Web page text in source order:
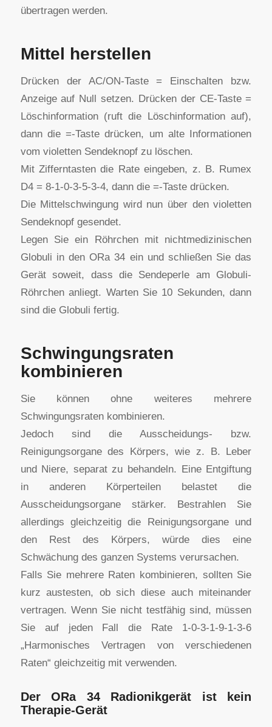
übertragen werden.
Mittel herstellen
Drücken der AC/ON-Taste = Einschalten bzw.
Anzeige auf Null setzen. Drücken der CE-Taste =
Löschinformation (ruft die Löschinformation auf),
dann die =-Taste drücken, um alte Informationen
vom violetten Sendeknopf zu löschen.
Mit Zifferntasten die Rate eingeben, z. B. Rumex
D4 = 8-1-0-3-5-3-4, dann die =-Taste drücken.
Die Mittelschwingung wird nun über den violetten
Sendeknopf gesendet.
Legen Sie ein Röhrchen mit nichtmedizinischen
Globuli in den ORa 34 ein und schließen Sie das
Gerät soweit, dass die Sendeperle am Globuli-
Röhrchen anliegt. Warten Sie 10 Sekunden, dann
sind die Globuli fertig.
Schwingungsraten
kombinieren
Sie können ohne weiteres mehrere
Schwingungsraten kombinieren.
Jedoch sind die Ausscheidungs- bzw.
Reinigungsorgane des Körpers, wie z. B. Leber
und Niere, separat zu behandeln. Eine Entgiftung
in anderen Körperteilen belastet die
Ausscheidungsorgane stärker. Bestrahlen Sie
allerdings gleichzeitig die Reinigungsorgane und
den Rest des Körpers, würde dies eine
Schwächung des ganzen Systems verursachen.
Falls Sie mehrere Raten kombinieren, sollten Sie
kurz austesten, ob sich diese auch miteinander
vertragen. Wenn Sie nicht testfähig sind, müssen
Sie auf jeden Fall die Rate 1-0-3-1-9-1-3-6
„Harmonisches Vertragen von verschiedenen
Raten“ gleichzeitig mit verwenden.
Der ORa 34 Radionikgerät ist kein
Therapie-Gerät